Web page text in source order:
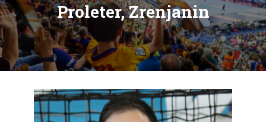
Proleter, Zrenjanin